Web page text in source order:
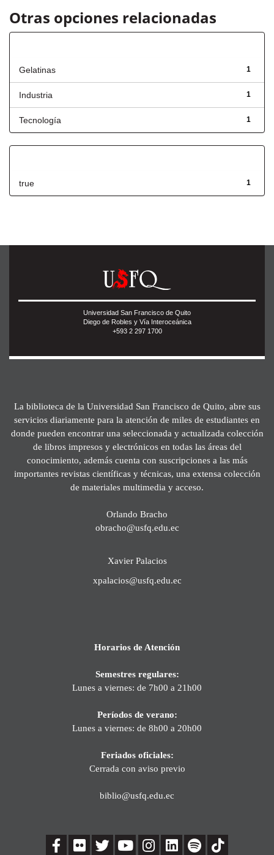
Otras opciones relacionadas
1
Gelatinas
1
Industria
1
Tecnología
1
true
Universidad San Francisco de Quito
Diego de Robles y Vía Interoceánica
+593 2 297 1700
La biblioteca de la Universidad San Francisco de Quito, abre sus
servicios diariamente para la atención de miles de estudiantes en
donde pueden encontrar una seleccionada y actualizada colección
de libros impresos y electrónicos en todas las áreas del
conocimiento, además cuenta con suscripciones a las más
importantes revistas científicas y técnicas, una extensa colección
de materiales multimedia y acceso.
Orlando Bracho
obracho@usfq.edu.ec
Xavier Palacios
xpalacios@usfq.edu.ec
Horarios de Atención
Semestres regulares:
Lunes a viernes: de 7h00 a 21h00
Períodos de verano:
Lunes a viernes: de 8h00 a 20h00
Feriados oficiales:
Cerrada con aviso previo
biblio@usfq.edu.ec